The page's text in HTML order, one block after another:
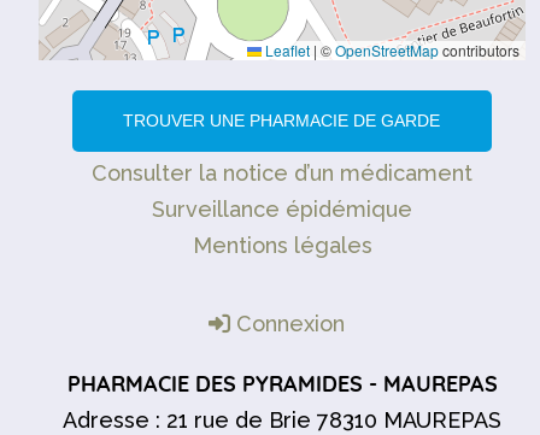
Leaflet | ©OpenStreetMapcontributors
TROUVER UNE PHARMACIE DE GARDE
Consulter la notice d’un médicament
Surveillance épidémique
Mentions légales
Connexion
PHARMACIE DES PYRAMIDES - MAUREPAS
Adresse : 21 rue de Brie 78310 MAUREPAS